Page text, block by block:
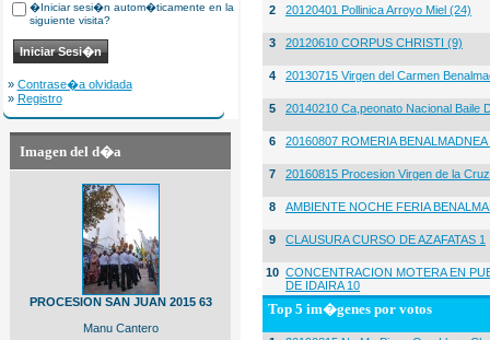
�Iniciar sesi�n autom�ticamente en la
siguiente visita?
» Contrase�a olvidada
» Registro
Imagen del d�a
PROCESION SAN JUAN 2015 63
Manu Cantero
2 20120401 Pollinica Arroyo Miel (24)
3 20120610 CORPUS CHRISTI (9)
4 20130715 Virgen del Carmen
5 20140210 Ca,peonato Nacional Baile
6 20160807 ROMERIA
7 20160815 Procesion Virgen de la
8 AMBIENTE NOCHE FERIA
9 CLAUSURA CURSO DE AZAFATAS 1
10 CONCENTRACION MOTERA EN
DE IDAIRA 10
Top 5 im�genes por votos